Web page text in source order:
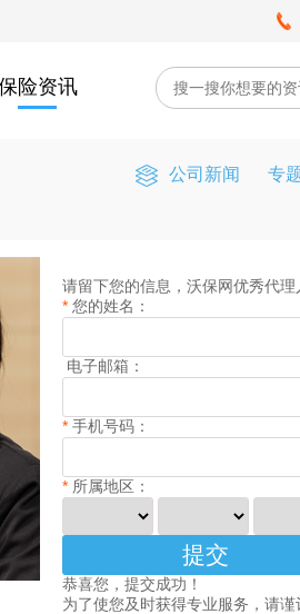
险资讯
公司新闻 专
请留下您的信息，沃保网优秀代理
*您的姓名：
电子邮箱：
*手机号码：
*所属地区：
恭喜您，提交成功！
为了使您及时获得专业服务，请谨